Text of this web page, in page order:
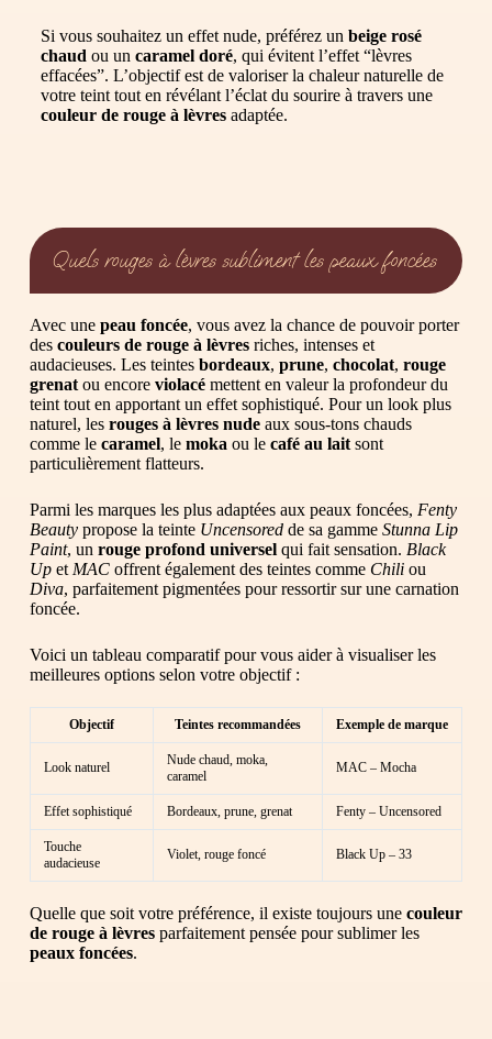
Si vous souhaitez un effet nude, préférez un beige rosé
chaud ou un caramel doré, qui évitent l’effet “lèvres
effacées”. L’objectif est de valoriser la chaleur naturelle de
votre teint tout en révélant l’éclat du sourire à travers une
couleur de rouge à lèvresadaptée.
Quels rouges à lèvres subliment les peaux foncées
Avec une peau foncée, vous avez la chance de pouvoir porter
des couleurs de rouge à lèvresriches, intenses et
audacieuses. Les teintes bordeaux, prune, chocolat, rouge
grenatou encore violacémettent en valeur la profondeur du
teint tout en apportant un effet sophistiqué. Pour un look plus
naturel, les rouges à lèvres nudeaux sous-tons chauds
comme le caramel, le moka ou le café au laitsont
particulièrement flatteurs.
Parmi les marques les plus adaptées aux peaux foncées, Fenty
Beautypropose la teinte Uncensoredde sa gamme Stunna Lip
Paint, un rouge profond universelqui fait sensation. Black
Upet MACoffrent également des teintes comme Chiliou
Diva, parfaitement pigmentées pour ressortir sur une carnation
foncée.
Voici un tableau comparatif pour vous aider à visualiser les
meilleures options selon votre objectif :
Objectif Teintes recommandées Exemple de marque
Look naturel
Nude chaud, moka,
caramel
MAC – Mocha
Effet sophistiqué Bordeaux, prune, grenat Fenty – Uncensored
Touche
audacieuse
Violet, rouge foncé Black Up – 33
Quelle que soit votre préférence, il existe toujours une couleur
de rouge à lèvresparfaitement pensée pour sublimer les
peaux foncées.